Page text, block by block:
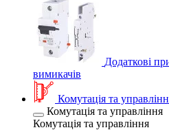
Додаткові
вимикачів
Комутація та
Комутація та управління
Комутація та управління